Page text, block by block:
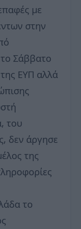
με
στην
Σάββατο
ΕΥΠ αλλά
του
δεν άργησε
της
το